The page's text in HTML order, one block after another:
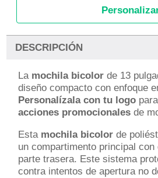
DESCRIPCIÓN
La mochila bicolor de 13
diseño compacto con enfoque
Personalízala con tu logo
acciones promocionales de
Esta mochila bicolor de
un compartimento principal
parte trasera. Este sistema
contra intentos de apertura no